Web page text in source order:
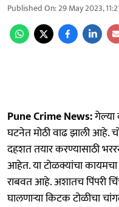
Published On:29 May 2023,
Pune Crime News:गेल्या
घटनेत मोठी वाढ झाली आहे.
दहशत तयार करण्यासाठी
आहेत. या टोळक्यांचा कायमचा
राबवत आहे. अशातच पिंपरी
घालणाऱ्या किटक टोळीचा